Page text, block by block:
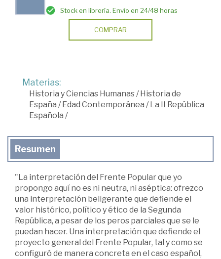
Stock en librería. Envío en 24/48 horas
COMPRAR
Materias:
Historia y Ciencias Humanas/ Historia de
España / Edad Contemporánea / La II República
Española /
Resumen
"La interpretación del Frente Popular que yo
propongo aquí no es ni neutra, ni aséptica: ofrezco
una interpretación beligerante que defiende el
valor histórico, político y ético de la Segunda
República, a pesar de los peros parciales que se le
puedan hacer. Una interpretación que defiende el
proyecto general del Frente Popular, tal y como se
configuró de manera concreta en el caso español,